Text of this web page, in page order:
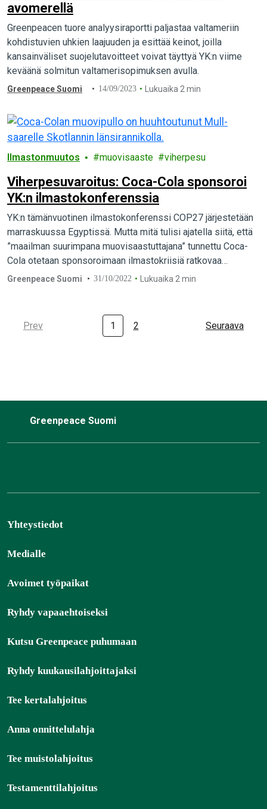
avomerellä
Greenpeacen tuore analyysiraportti paljastaa valtameriin
kohdistuvien uhkien laajuuden ja esittää keinot, joilla
kansainväliset suojelutavoitteet voivat täyttyä YK:n viime
keväänä solmitun valtamerisopimuksen avulla.
Greenpeace Suomi 14/09/2023 Lukuaika 2 min
Ilmastonmuutos muovisaaste viherpesu
Viherpesuvaroitus: Coca-Cola sponsoroi
YK:n ilmastokonferenssia
YK:n tämänvuotinen ilmastokonferenssi COP27 järjestetään
marraskuussa Egyptissä. Mutta mitä tulisi ajatella siitä, että
”maailman suurimpana muovisaastuttajana” tunnettu Coca-
Cola otetaan sponsoroimaan ilmastokriisiä ratkovaa
konferenssia?
Greenpeace Suomi 31/10/2022 Lukuaika 2 min
Prev 1 2 Seuraava
Greenpeace Suomi
Yhteystiedot
Medialle
Avoimet työpaikat
Ryhdy vapaaehtoiseksi
Kutsu Greenpeace puhumaan
Ryhdy kuukausilahjoittajaksi
Tee kertalahjoitus
Anna onnittelulahja
Tee muistolahjoitus
Testamenttilahjoitus